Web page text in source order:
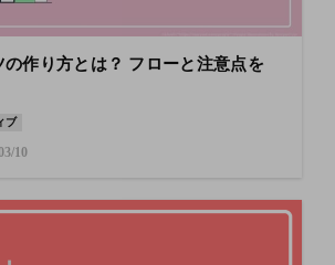
作り方とは？ フローと注意点を
ブ
10